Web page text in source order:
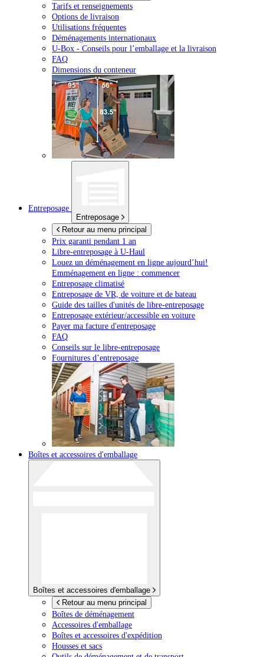
Tarifs et renseignements
Options de livraison
Utilisations fréquentes
Déménagements internationaux
U-Box - Conseils pour l’emballage et la livraison
FAQ
Dimensions du conteneur
Entreposage
Entreposage
Retour au menu principal
Prix garanti pendant 1 an
Libre-entreposage à U-Haul
Louez un déménagement en ligne aujourd’hui!
Emménagement en ligne : commencer
Entreposage climatisé
Entreposage de VR, de voiture et de bateau
Guide des tailles d'unités de libre-entreposage
Entreposage extérieur/accessible en voiture
Payer ma facture d'entreposage
FAQ
Conseils sur le libre-entreposage
Fournitures d’entreposage
Boîtes et accessoires d'emballage
Boîtes et accessoires d'emballage
Retour au menu principal
Boîtes de déménagement
Accessoires d'emballage
Boîtes et accessoires d'expédition
Housses et sacs